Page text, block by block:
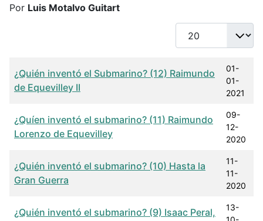
Por Luis Motalvo Guitart
Cantidad a mostrar
Título Fecha de publicación
¿Quién inventó el Submarino? (12) Raimundo
de Equevilley II
01-
01-
2021
¿Quíen inventó el submarino? (11) Raimundo
Lorenzo de Equevilley
09-
12-
2020
¿Quién inventó el submarino? (10) Hasta la
Gran Guerra
11-
11-
2020
¿Quién inventó el submarino? (9) Isaac Peral,
13-